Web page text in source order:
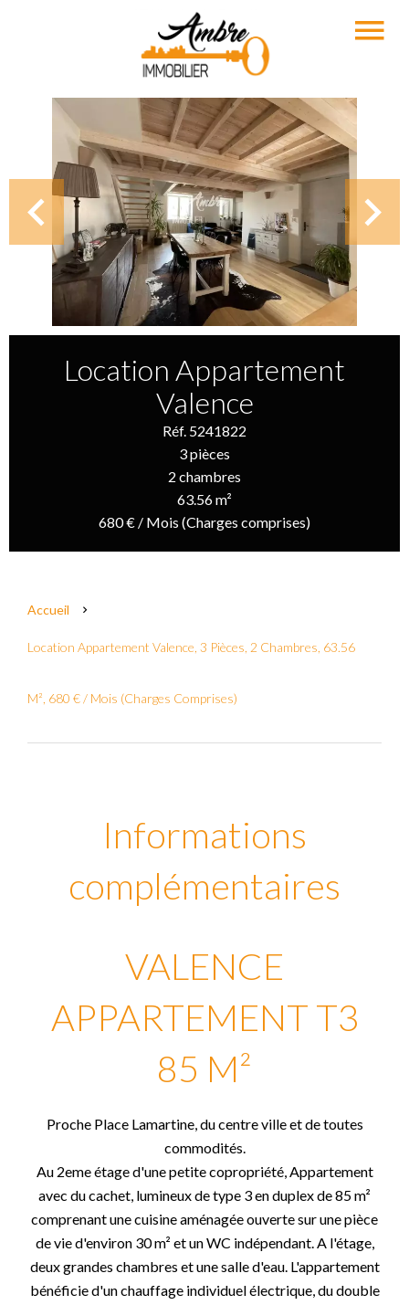
Location Appartement
Valence
Réf. 5241822
3 pièces
2 chambres
63.56 m²
680 € / Mois (Charges comprises)
Accueil
Location Appartement Valence, 3 Pièces, 2 Chambres, 63.56
M², 680 € / Mois (Charges Comprises)
Informations
complémentaires
VALENCE
APPARTEMENT T3
85 M²
Proche Place Lamartine, du centre ville et de toutes
commodités.
Au 2eme étage d'une petite copropriété, Appartement
avec du cachet, lumineux de type 3 en duplex de 85 m²
comprenant une cuisine aménagée ouverte sur une pièce
de vie d'environ 30 m² et un WC indépendant. A l'étage,
deux grandes chambres et une salle d'eau. L'appartement
bénéficie d'un chauffage individuel électrique, du double